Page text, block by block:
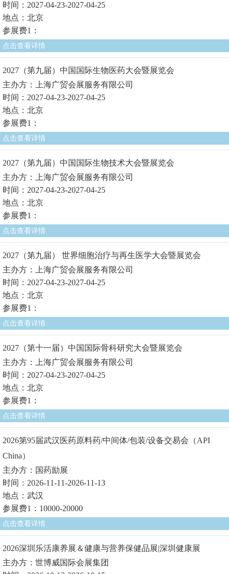
时间：2027-04-23-2027-04-25
地点：北京
参展费1：
点击查看详情
2027（第九届）中国国际生物医药大会暨展览会
主办方：上海广贸会展服务有限公司
时间：2027-04-23-2027-04-25
地点：北京
参展费1：
点击查看详情
2027（第九届）中国国际生物技术大会暨展览会
主办方：上海广贸会展服务有限公司
时间：2027-04-23-2027-04-25
地点：北京
参展费1：
点击查看详情
2027（第九届） 世界细胞治疗与再生医学大会暨展览会
主办方：上海广贸会展服务有限公司
时间：2027-04-23-2027-04-25
地点：北京
参展费1：
点击查看详情
2027（第十一届）中国国际骨科研究大会暨展览会
主办方：上海广贸会展服务有限公司
时间：2027-04-23-2027-04-25
地点：北京
参展费1：
点击查看详情
2026第95届武汉医药原料药/中间体/包装/设备交易会（API
China）
主办方：国药励展
时间：2026-11-11-2026-11-13
地点：武汉
参展费1：10000-20000
点击查看详情
2026深圳乐活康养展＆健康与营养保健品展|深圳健康展
主办方：世博威国际会展集团